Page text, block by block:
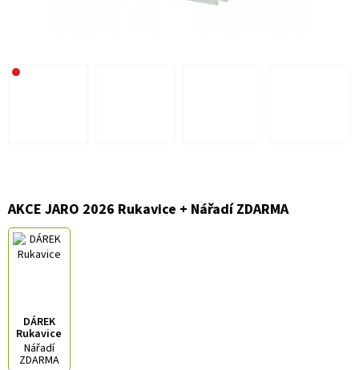
AKCE JARO 2026 Rukavice + Nářadí ZDARMA
DÁREK
Rukavice
Nářadí
ZDARMA